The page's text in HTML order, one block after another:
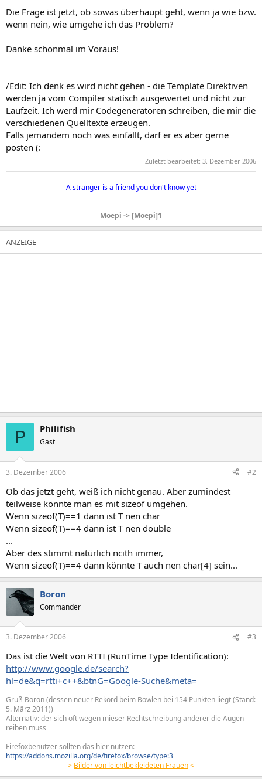
Die Frage ist jetzt, ob sowas überhaupt geht, wenn ja wie bzw.
wenn nein, wie umgehe ich das Problem?
Danke schonmal im Voraus!
/Edit: Ich denk es wird nicht gehen - die Template Direktiven
werden ja vom Compiler statisch ausgewertet und nicht zur
Laufzeit. Ich werd mir Codegeneratoren schreiben, die mir die
verschiedenen Quelltexte erzeugen.
Falls jemandem noch was einfällt, darf er es aber gerne
posten (:
Zuletzt bearbeitet: 3. Dezember 2006
A stranger is a friend you don't know yet​
Moepi -> [Moepi]1
P Philifish
Gast
3. Dezember 2006 #2
Ob das jetzt geht, weiß ich nicht genau. Aber zumindest
teilweise könnte man es mit sizeof umgehen.
Wenn sizeof(T)==1 dann ist T nen char
Wenn sizeof(T)==4 dann ist T nen double
...
Aber des stimmt natürlich ncith immer,
Wenn sizeof(T)==4 dann könnte T auch nen char[4] sein...
Boron
Commander
3. Dezember 2006 #3
Das ist die Welt von RTTI (RunTime Type Identification):
http://www.google.de/search?
hl=de&q=rtti+c++&btnG=Google-Suche&meta=
Gruß Boron (dessen neuer Rekord beim Bowlen bei 154 Punkten liegt (Stand:
5. März 2011))
Alternativ: der sich oft wegen mieser Rechtschreibung anderer die Augen
reiben muss
Firefoxbenutzer sollten das hier nutzen:
https://addons.mozilla.org/de/firefox/browse/type:3
--> Bilder von leichtbekleideten Frauen<--